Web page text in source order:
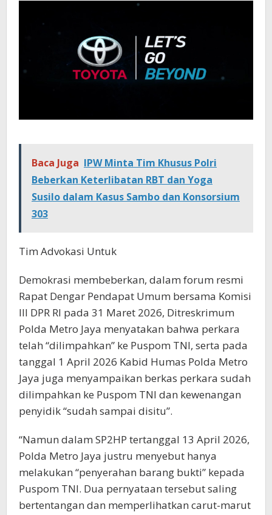
Baca Juga IPW Minta Tim Khusus Polri
Beberkan Keterlibatan RBT dan Yoga
Susilo dalam Kasus Sambo dan Konsorsium
303
Tim Advokasi Untuk
Demokrasi membeberkan, dalam forum resmi
Rapat Dengar Pendapat Umum bersama Komisi
III DPR RI pada 31 Maret 2026, Ditreskrimum
Polda Metro Jaya menyatakan bahwa perkara
telah “dilimpahkan” ke Puspom TNI, serta pada
tanggal 1 April 2026 Kabid Humas Polda Metro
Jaya juga menyampaikan berkas perkara sudah
dilimpahkan ke Puspom TNI dan kewenangan
penyidik “sudah sampai disitu”.
“Namun dalam SP2HP tertanggal 13 April 2026,
Polda Metro Jaya justru menyebut hanya
melakukan “penyerahan barang bukti” kepada
Puspom TNI. Dua pernyataan tersebut saling
bertentangan dan memperlihatkan carut-marut